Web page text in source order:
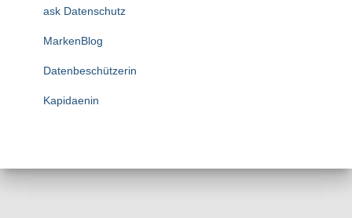
ask Datenschutz
MarkenBlog
Datenbeschützerin
Kapidaenin